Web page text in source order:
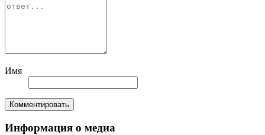
Имя
Комментировать
Информация о медиа